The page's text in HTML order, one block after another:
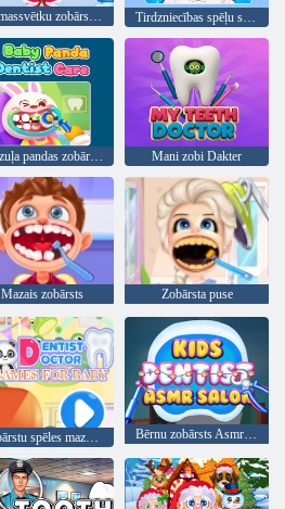
Ziemassvētku zobārsta ārsts Tirdzniecības spēļu spēles laiks
Mazuļa pandas zobārsta aprūpe Mani zobi Dakter
Mazais zobārsts Zobārsta puse
Zobārstu spēles mazuļiem Bērnu zobārsts Asmr salons